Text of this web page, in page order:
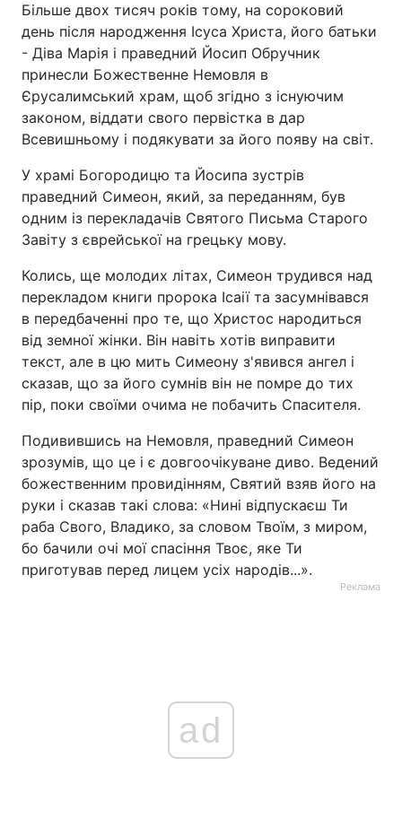
Відео з Youtube Статті
Інтерв'ю Думки
Архів Вакансії
Контакти
Послуги
Тема оформлення
Більше двох тисяч років тому, на сороковий
день після народження Ісуса Христа, його батьки
- Діва Марія і праведний Йосип Обручник
принесли Божественне Немовля в
Єрусалимський храм, щоб згідно з існуючим
законом, віддати свого первістка в дар
Всевишньому і подякувати за його появу на світ.
У храмі Богородицю та Йосипа зустрів
праведний Симеон, який, за переданням, був
одним із перекладачів Святого Письма Старого
Завіту з єврейської на грецьку мову.
Колись, ще молодих літах, Симеон трудився над
перекладом книги пророка Ісаії та засумнівався
в передбаченні про те, що Христос народиться
від земної жінки. Він навіть хотів виправити
текст, але в цю мить Симеону з'явився ангел і
сказав, що за його сумнів він не помре до тих
пір, поки своїми очима не побачить Спасителя.
Подивившись на Немовля, праведний Симеон
зрозумів, що це і є довгоочікуване диво. Ведений
божественним провидінням, Святий взяв його на
руки і сказав такі слова: «Нині відпускаєш Ти
раба Свого, Владико, за словом Твоїм, з миром,
бо бачили очі мої спасіння Твоє, яке Ти
приготував перед лицем усіх народів...».
Реклама
ad